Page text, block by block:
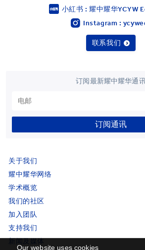
Our website uses cookies
小紅书 : 耀中耀华YCYW
Instagram :
联系我们
订阅最新耀中耀华通
订阅通讯
关于我们
耀中耀华网络
学术概览
我们的社区
加入团队
支持我们
新闻及媒体